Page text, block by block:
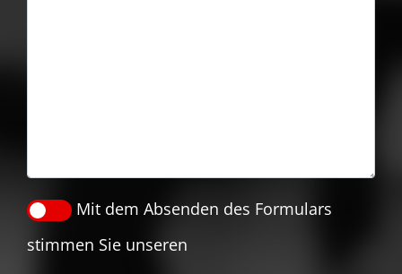
Mit dem Absenden des Formulars
stimmen Sie unseren